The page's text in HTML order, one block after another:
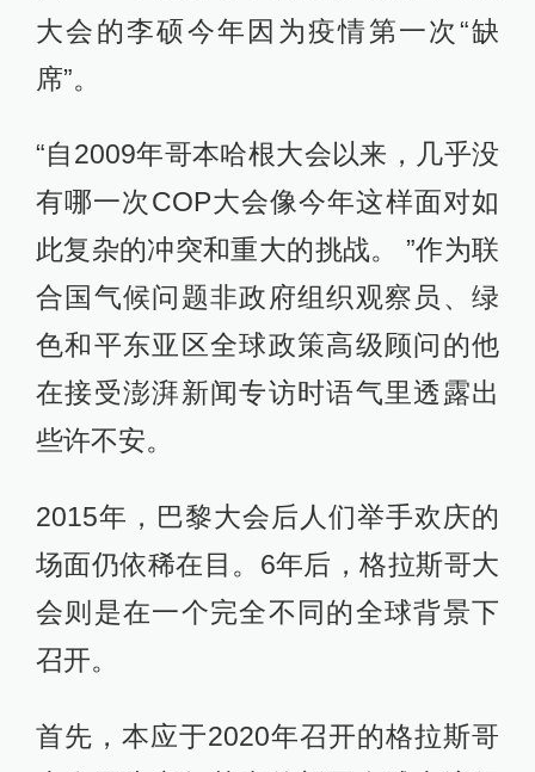
大会的李硕今年因为疫情第一次“缺
席”。
“自2009年哥本哈根大会以来，几乎没
有哪一次COP大会像今年这样面对如
此复杂的冲突和重大的挑战。 ”作为联
合国气候问题非政府组织观察员、绿
色和平东亚区全球政策高级顾问的他
在接受澎湃新闻专访时语气里透露出
些许不安。
2015年，巴黎大会后人们举手欢庆的
场面仍依稀在目。6年后，格拉斯哥大
会则是在一个完全不同的全球背景下
召开。
首先，本应于2020年召开的格拉斯哥